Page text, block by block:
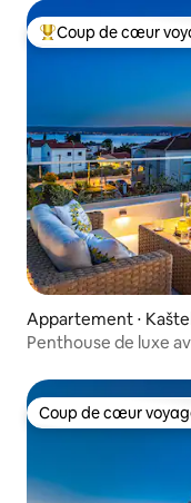
Coups de cœur
Coup de cœur
Appartement ⋅
Penthouse de luxe
Coup de cœur
Coup de cœur